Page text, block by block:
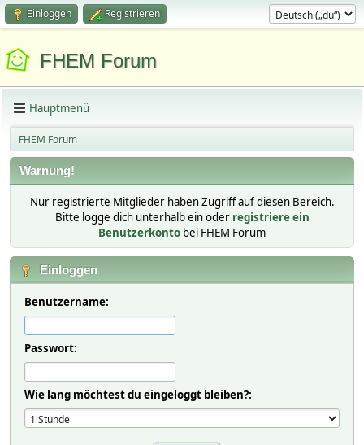
Einloggen Registrieren
FHEM Forum
Hauptmenü
FHEM Forum
Warnung!
Nur registrierte Mitglieder haben Zugriff auf diesen Bereich.
Bitte logge dich unterhalb ein oder registriere ein
Benutzerkonto bei FHEM Forum
Einloggen
Benutzername:
Passwort:
Wie lang möchtest du eingeloggt bleiben?: